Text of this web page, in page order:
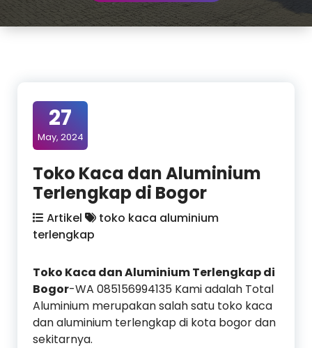
27
May, 2024
Toko Kaca dan Aluminium
Terlengkap di Bogor
Artikel
toko kaca aluminium
terlengkap
Toko Kaca dan Aluminium Terlengkap di
Bogor-WA 085156994135 Kami adalah Total
Aluminium merupakan salah satu toko kaca
dan aluminium terlengkap di kota bogor dan
sekitarnya.